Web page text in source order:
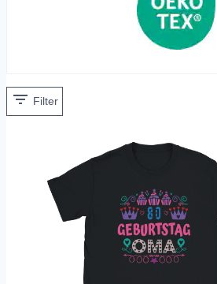
Filter